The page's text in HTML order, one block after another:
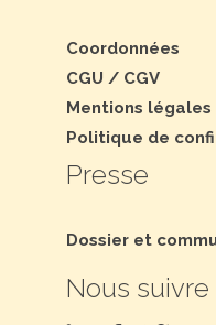
Coordonnées
CGU / CGV
Mentions légales
Politique de
Presse
Dossier et
Nous suivre